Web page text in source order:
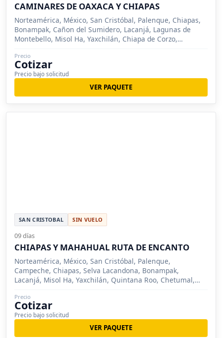
CAMINARES DE OAXACA Y CHIAPAS
Norteamérica, México, San Cristóbal, Palenque, Chiapas,
Bonampak, Cañon del Sumidero, Lacanjá, Lagunas de
Montebello, Misol Ha, Yaxchilán, Chiapa de Corzo,
Precio
Cotizar
Precio bajo solicitud
VER PAQUETE
SAN CRISTOBAL SIN VUELO
09 días
CHIAPAS Y MAHAHUAL RUTA DE ENCANTO
Norteamérica, México, San Cristóbal, Palenque,
Campeche, Chiapas, Selva Lacandona, Bonampak,
Lacanjá, Misol Ha, Yaxchilán, Quintana Roo, Chetumal,
Precio
Cotizar
Precio bajo solicitud
VER PAQUETE